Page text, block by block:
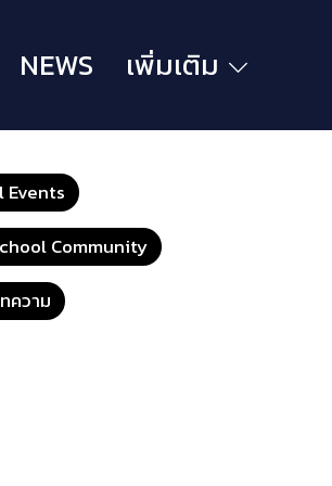
NEWS เพิ่มเติม
Events
Community
ความ